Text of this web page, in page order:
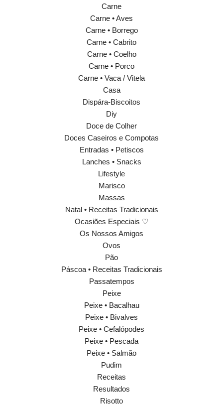
Carne
Carne • Aves
Carne • Borrego
Carne • Cabrito
Carne • Coelho
Carne • Porco
Carne • Vaca / Vitela
Casa
Dispára-Biscoitos
Diy
Doce de Colher
Doces Caseiros e Compotas
Entradas • Petiscos
Lanches • Snacks
Lifestyle
Marisco
Massas
Natal • Receitas Tradicionais
Ocasiões Especiais ♡
Os Nossos Amigos
Ovos
Pão
Páscoa • Receitas Tradicionais
Passatempos
Peixe
Peixe • Bacalhau
Peixe • Bivalves
Peixe • Cefalópodes
Peixe • Pescada
Peixe • Salmão
Pudim
Receitas
Resultados
Risotto